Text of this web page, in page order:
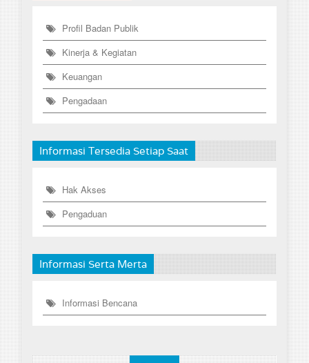
Profil Badan Publik
Kinerja & Kegiatan
Keuangan
Pengadaan
Informasi Tersedia Setiap Saat
Hak Akses
Pengaduan
Informasi Serta Merta
Informasi Bencana